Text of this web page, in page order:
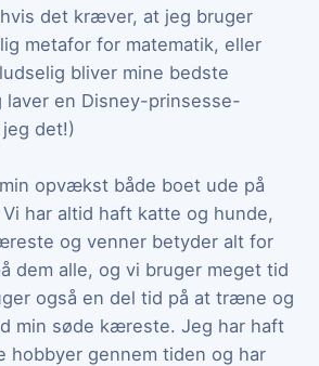
det kræver, at jeg bruger
metafor for matematik, eller
bliver mine bedste
laver en Disney-prinsesse-
det!)
opvækst både boet ude på
har altid haft katte og hunde,
og venner betyder alt for
dem alle, og vi bruger meget tid
også en del tid på at træne og
min søde kæreste. Jeg har haft
hobbyer gennem tiden og har